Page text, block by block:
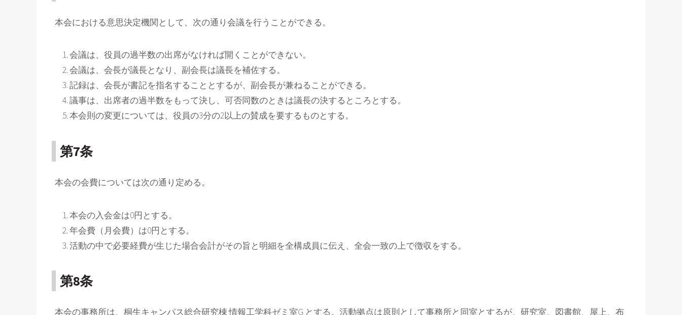
本会における意思決定機関として、次の通り会議を行うことができる。
会議は、役員の過半数の出席がなければ開くことができない。
会議は、会長が議長となり、副会長は議長を補佐する。
記録は、会長が書記を指名することとするが、副会長が兼ねることができる。
議事は、出席者の過半数をもって決し、可否同数のときは議長の決するところとする。
本会則の変更については、役員の3分の2以上の賛成を要するものとする。
第7条
本会の会費については次の通り定める。
本会の入会金は0円とする。
年会費（月会費）は0円とする。
活動の中で必要経費が生じた場合会計がその旨と明細を全構成員に伝え、全会一致の上で徴収をする。
第8条
本会の事務所は、桐生キャンパス総合研究棟 情報工学科ゼミ室G とする。活動拠点は原則として事務所と同室とするが、研究室、図書館、屋上、布